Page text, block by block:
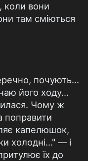
коли вони
там сміються
почують...
його ходу...
Чому ж
поправити
капелюшок,
холодні..." — і
їх до